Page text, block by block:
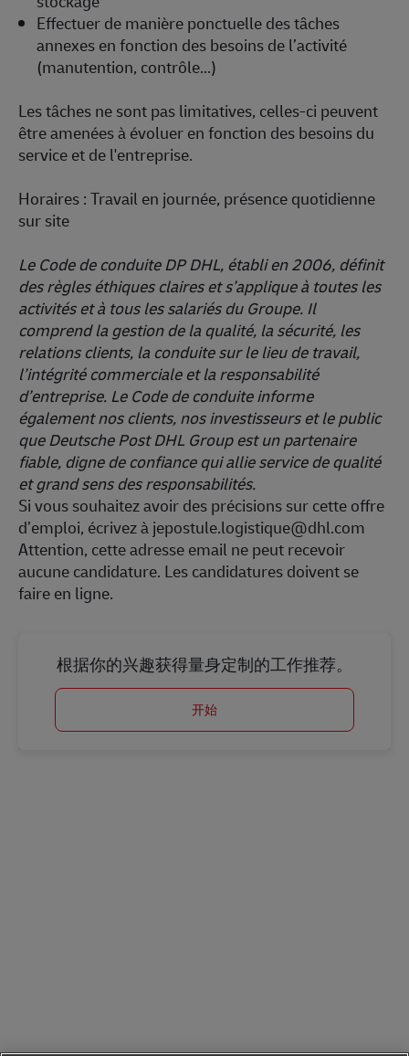
Effectuer de manière ponctuelle des tâches
annexes en fonction des besoins de l’activité
(manutention, contrôle...)
Les tâches ne sont pas limitatives, celles-ci peuvent
être amenées à évoluer en fonction des besoins du
service et de l'entreprise.
Horaires :Travail en journée, présence quotidienne
sur site
Le Code de conduite DP DHL, établi en 2006, définit
des règles éthiques claires et s’applique à toutes les
activités et à tous les salariés du Groupe. Il
comprend la gestion de la qualité, la sécurité, les
relations clients, la conduite sur le lieu de travail,
l’intégrité commerciale et la responsabilité
d’entreprise. Le Code de conduite informe
également nos clients, nos investisseurs et le public
que Deutsche Post DHL Group est un partenaire
fiable, digne de confiance qui allie service de qualité
et grand sens des responsabilités.
Si vous souhaitez avoir des précisions sur cette offre
d’emploi, écrivez àjepostule.logistique@dhl.com
Attention, cetteadresse email ne peut recevoir
aucune candidature. Les candidatures doivent se
faire en ligne.
根据你的兴趣获得量身定制的工作推荐。
开始